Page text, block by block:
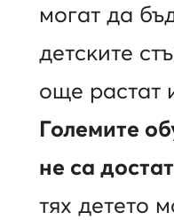
могат да
детските
още растат
Големите
не са
тях детето